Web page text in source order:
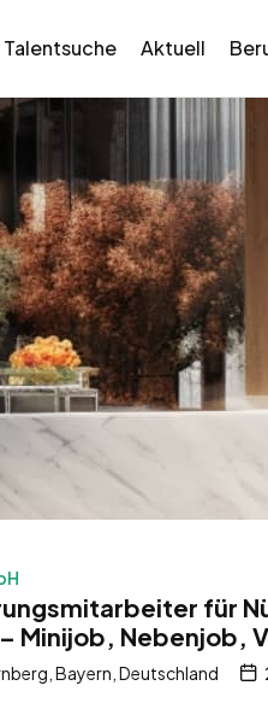
Talentsuche Aktuell
für
Minijob, Nebenjob,
Bayern, Deutschland